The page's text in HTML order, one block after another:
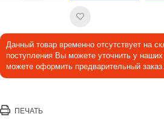
Данный товар временно отсутствует на
поступления Вы можете уточнить у
можете оформить предварительный заказ.
ПЕЧАТЬ